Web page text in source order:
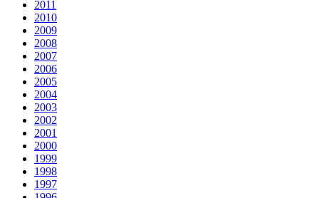
2011
2010
2009
2008
2007
2006
2005
2004
2003
2002
2001
2000
1999
1998
1997